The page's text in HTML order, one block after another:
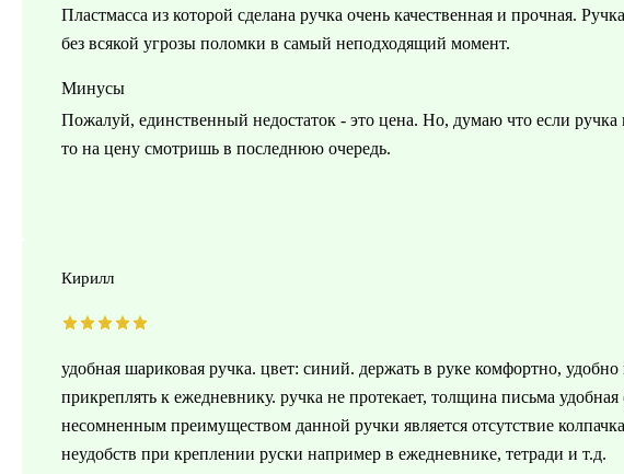
Пластмасса из которой сделана ручка очень качественная и прочная.
без всякой угрозы поломки в самый неподходящий момент.
Минусы
Пожалуй, единственный недостаток - это цена. Но, думаю что если
то на цену смотришь в последнюю очередь.
Кирилл
удобная шариковая ручка. цвет: синий. держать в руке комфортно,
прикреплять к ежедневнику. ручка не протекает, толщина письма
несомненным преимуществом данной ручки является отсутствие
неудобств при креплении руски например в ежедневнике, тетради и т.д.